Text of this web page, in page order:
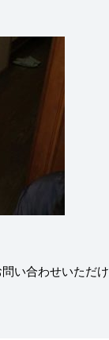
い合わせいただ